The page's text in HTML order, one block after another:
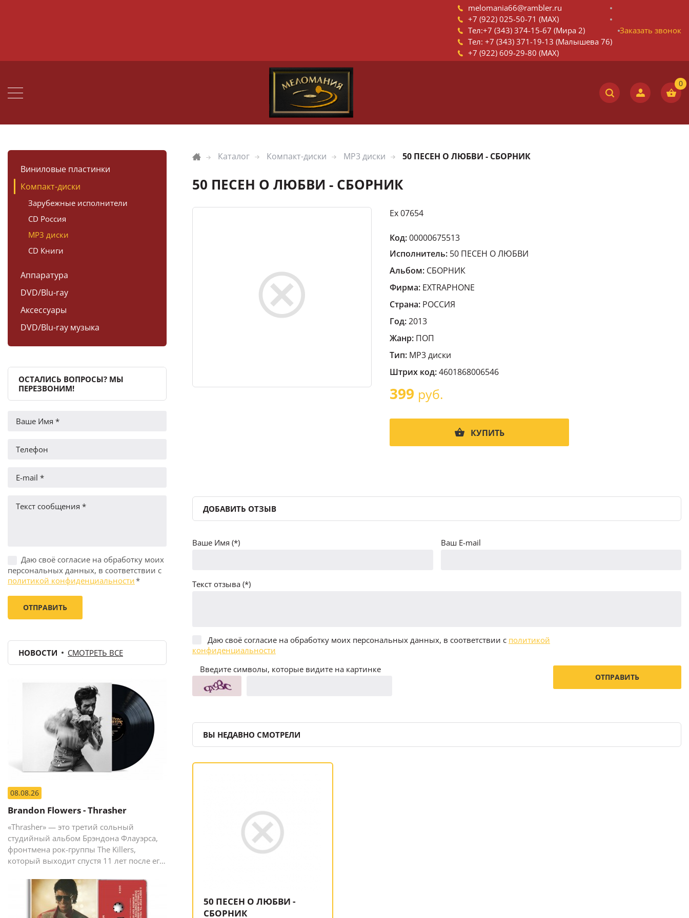
melomania66@rambler.ru
+7 (922) 025-50-71 (MAX)
Тел:+7 (343) 374-15-67 (Мира 2)
Тел: +7 (343) 371-19-13 (Малышева 76)
+7 (922) 609-29-80 (MAX)
Заказать звонок
Виниловые пластинки
Компакт-диски
Зарубежные исполнители
CD Россия
MP3 диски
CD Книги
Аппаратура
DVD/Blu-ray
Аксессуары
DVD/Blu-ray музыка
ОСТАЛИСЬ ВОПРОСЫ? МЫ
ПЕРЕЗВОНИМ!
Даю своё согласие на обработку моих
персональных данных, в соответствии с
политикой конфиденциальности*
НОВОСТИ СМОТРЕТЬ ВСЕ
08.08.26
Brandon Flowers - Thrasher
«Thrasher» — это третий сольный
студийный альбом Брэндона Флауэрса,
фронтмена рок-группы The Killers,
который выходит спустя 11 лет после его
Desired Effect (2015).
Каталог Компакт-диски MP3 диски 50 ПЕСЕН О ЛЮБВИ - СБОРНИК
50 ПЕСЕН О ЛЮБВИ - СБОРНИК
Ex 07654
Код:00000675513
Исполнитель: 50 ПЕСЕН О ЛЮБВИ
Альбом: СБОРНИК
Фирма: EXTRAPHONE
Страна: РОССИЯ
Год:2013
Жанр: ПОП
Тип: MP3 диски
Штрих код:4601868006546
399 руб.
КУПИТЬ
ДОБАВИТЬ ОТЗЫВ
Ваше Имя (*) Ваш E-mail
Текст отзыва (*)
Даю своё согласие на обработку моих персональных данных, в соответствии с политикой
конфиденциальности
Введите символы, которые видите на картинке
ВЫ НЕДАВНО СМОТРЕЛИ
50 ПЕСЕН О ЛЮБВИ -
СБОРНИК